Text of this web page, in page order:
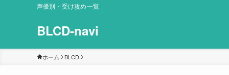
声優別・受け攻め一覧
BLCD-navi
ホーム BLCD